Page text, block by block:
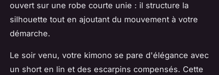
ouvert sur une robe courte unie : il structure la
silhouette tout en ajoutant du mouvement à votre
démarche.
Le soir venu, votre kimono se pare d'élégance avec
un short en lin et des escarpins compensés. Cette